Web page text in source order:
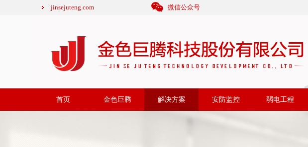
jinsejuteng.com 微信公众号
首页 金色巨腾 解决方案 安防监控 弱电工程